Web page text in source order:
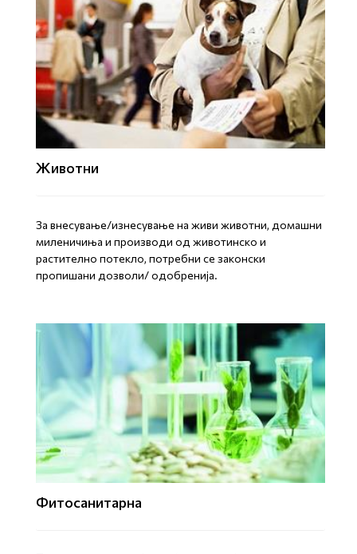
Животни
За внесување/изнесување на живи животни, домашни
миленичиња и производи од животинско и
растително потекло, потребни се законски
пропишани дозволи/ одобренија.
Фитосанитарна